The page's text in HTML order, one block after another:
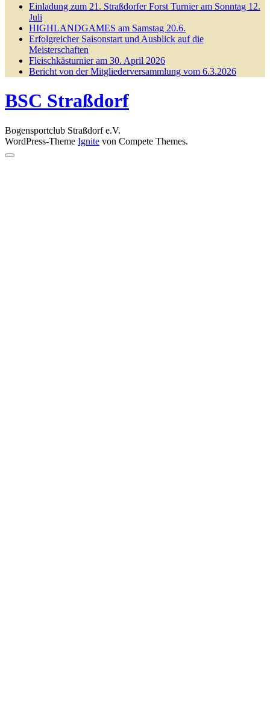
Einladung zum 21. Straßdorfer Forst Turnier am Sonntag 12.
Juli
HIGHLANDGAMES am Samstag 20.6.
Erfolgreicher Saisonstart und Ausblick auf die
Meisterschaften
Fleischkästurnier am 30. April 2026
Bericht von der Mitgliederversammlung vom 6.3.2026
BSC Straßdorf
Bogensportclub Straßdorf e.V.
WordPress-Theme Ignite von Compete Themes.
Nach